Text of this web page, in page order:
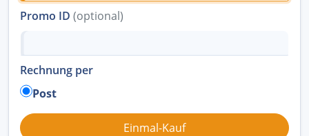
Promo ID (optional)
Rechnung per
Post